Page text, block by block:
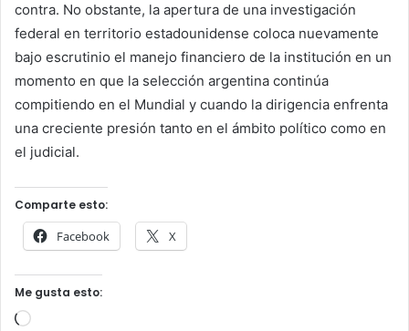
contra. No obstante, la apertura de una investigación
federal en territorio estadounidense coloca nuevamente
bajo escrutinio el manejo financiero de la institución en un
momento en que la selección argentina continúa
compitiendo en el Mundial y cuando la dirigencia enfrenta
una creciente presión tanto en el ámbito político como en
el judicial.
Comparte esto:
Facebook X
Me gusta esto:
Cargando...